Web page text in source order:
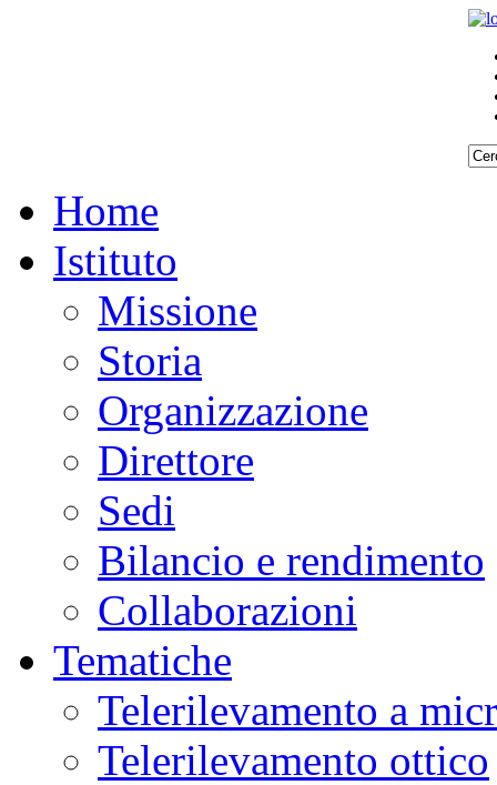
Home
Istituto
Missione
Storia
Organizzazione
Direttore
Sedi
Bilancio e rendimento
Collaborazioni
Tematiche
Telerilevamento a
Telerilevamento ottico